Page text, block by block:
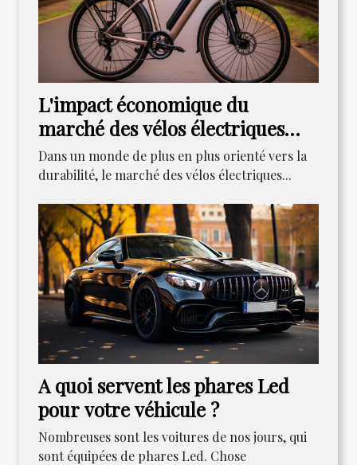
L'impact économique du
marché des vélos électriques
reconditionnés
Dans un monde de plus en plus orienté vers la
durabilité, le marché des vélos électriques...
A quoi servent les phares Led
pour votre véhicule ?
Nombreuses sont les voitures de nos jours, qui
sont équipées de phares Led. Chose